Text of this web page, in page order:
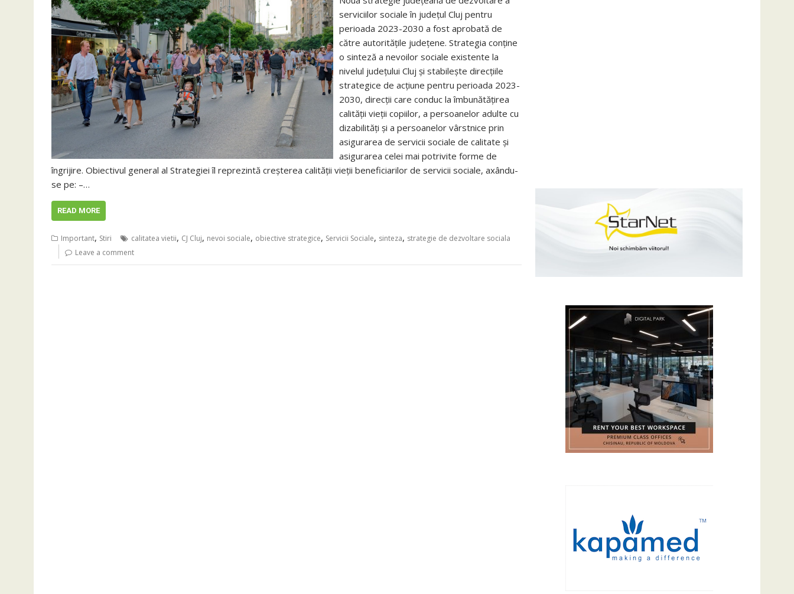
serviciilor sociale în județul Cluj pentru
perioada 2023-2030 a fost aprobată de
către autoritățile județene. Strategia conține
o sinteză a nevoilor sociale existente la
nivelul județului Cluj și stabilește direcțiile
strategice de acțiune pentru perioada 2023-
2030, direcții care conduc la îmbunătățirea
calității vieții copiilor, a persoanelor adulte cu
dizabilități și a persoanelor vârstnice prin
asigurarea de servicii sociale de calitate și
asigurarea celei mai potrivite forme de
îngrijire. Obiectivul general al Strategiei îl reprezintă creșterea calității vieții beneficiarilor de servicii sociale, axându-
se pe: –…
READ MORE
Important, Stiri calitatea vietii, CJ Cluj, nevoi sociale, obiective strategice, Servicii Sociale, sinteza, strategie de dezvoltare sociala
Leave a comment